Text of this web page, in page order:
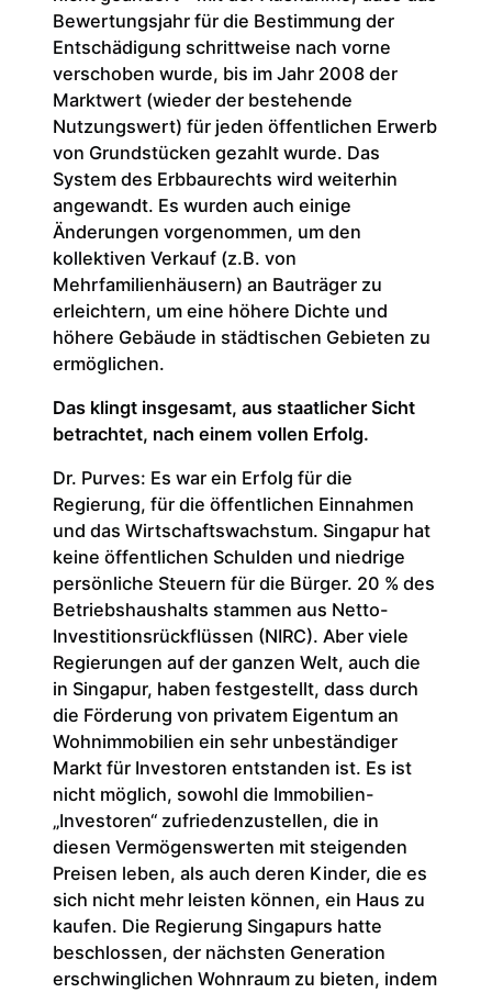
Bewertungsjahr für die Bestimmung der
Entschädigung schrittweise nach vorne
verschoben wurde, bis im Jahr 2008 der
Marktwert (wieder der bestehende
Nutzungswert) für jeden öffentlichen Erwerb
von Grundstücken gezahlt wurde. Das
System des Erbbaurechts wird weiterhin
angewandt. Es wurden auch einige
Änderungen vorgenommen, um den
kollektiven Verkauf (z.B. von
Mehrfamilienhäusern) an Bauträger zu
erleichtern, um eine höhere Dichte und
höhere Gebäude in städtischen Gebieten zu
ermöglichen.
Das klingt insgesamt, aus staatlicher Sicht
betrachtet, nach einem vollen Erfolg.
Dr. Purves: Es war ein Erfolg für die
Regierung, für die öffentlichen Einnahmen
und das Wirtschaftswachstum. Singapur hat
keine öffentlichen Schulden und niedrige
persönliche Steuern für die Bürger. 20 % des
Betriebshaushalts stammen aus Netto-
Investitionsrückflüssen (NIRC). Aber viele
Regierungen auf der ganzen Welt, auch die
in Singapur, haben festgestellt, dass durch
die Förderung von privatem Eigentum an
Wohnimmobilien ein sehr unbeständiger
Markt für Investoren entstanden ist. Es ist
nicht möglich, sowohl die Immobilien-
„Investoren“ zufriedenzustellen, die in
diesen Vermögenswerten mit steigenden
Preisen leben, als auch deren Kinder, die es
sich nicht mehr leisten können, ein Haus zu
kaufen. Die Regierung Singapurs hatte
beschlossen, der nächsten Generation
erschwinglichen Wohnraum zu bieten, indem